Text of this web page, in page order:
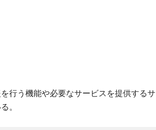
行う機能や必要なサービスを提供するサ
。